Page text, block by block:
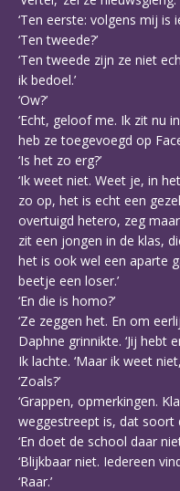
‘Ten eerste: volgens mij
‘Ten tweede?’
‘Ten tweede zijn ze niet
ik bedoel.’
‘Ow?’
‘Echt, geloof me. Ik zit nu
heb ze toegevoegd op
‘Is het zo erg?’
‘Ik weet niet. Weet je, in
zo op, het is echt een
overtuigd hetero, zeg
zit een jongen in de klas,
het is ook wel een aparte
beetje een loser.’
‘En die is homo?’
‘Ze zeggen het. En om
Daphne grinnikte. ‘Jij hebt
Ik lachte. ‘Maar ik weet
‘Zoals?’
‘Grappen, opmerkingen.
weggestreept is, dat soort
‘En doet de school daar
‘Blijkbaar niet. Iedereen
‘Raar.’